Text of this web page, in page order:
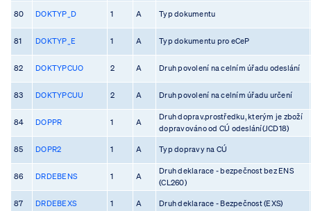
80 DOKTYP_D 1 A Typ dokumentu
81 DOKTYP_E 1 A Typ dokumentu pro eCeP
82 DOKTYPCUO 2 A Druh povolení na celním úřadu odeslání
83 DOKTYPCUU 2 A Druh povolení na celním úřadu určení
84 DOPPR 1 A
Druh doprav.prostředku, kterým je zboží
dopravováno od CÚ odeslání(JCD18)
85 DOPR2 1 A Typ dopravy na CÚ
86 DRDEBENS 1 A
Druh deklarace - bezpečnost bez ENS
(CL260)
87 DRDEBEXS 1 A Druh deklarace - Bezpečnost (EXS)